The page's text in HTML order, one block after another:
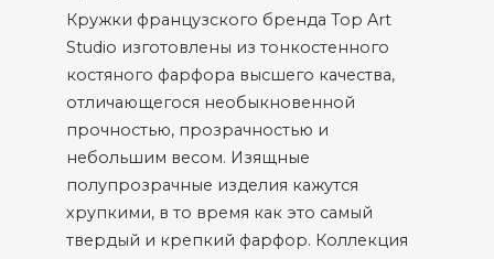
Кружки французского бренда Top Art
Studio изготовлены из тонкостенного
костяного фарфора высшего качества,
отличающегося необыкновенной
прочностью, прозрачностью и
небольшим весом. Изящные
полупрозрачные изделия кажутся
хрупкими, в то время как это самый
твердый и крепкий фарфор. Коллекция